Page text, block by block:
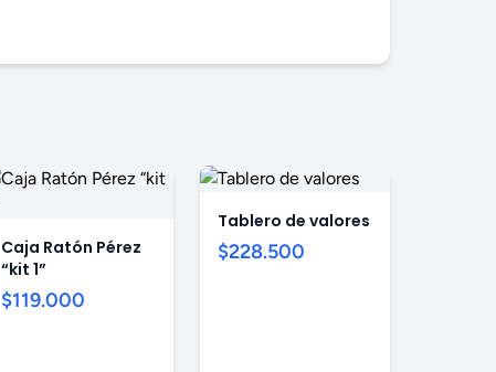
Caja Ratón Pérez
“kit 1”
$119.000
Tablero de valores
$228.500